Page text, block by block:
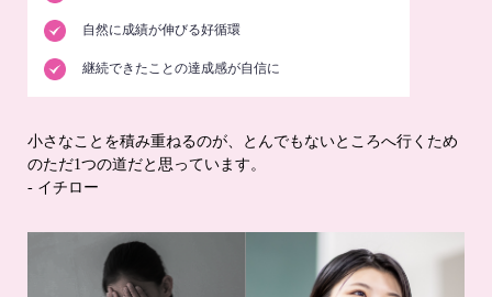
自然に成績が伸びる好循環
継続できたことの達成感が自信に
小さなことを積み重ねるのが、とんでもないところへ行くため
のただ1つの道だと思っています。
- イチロー